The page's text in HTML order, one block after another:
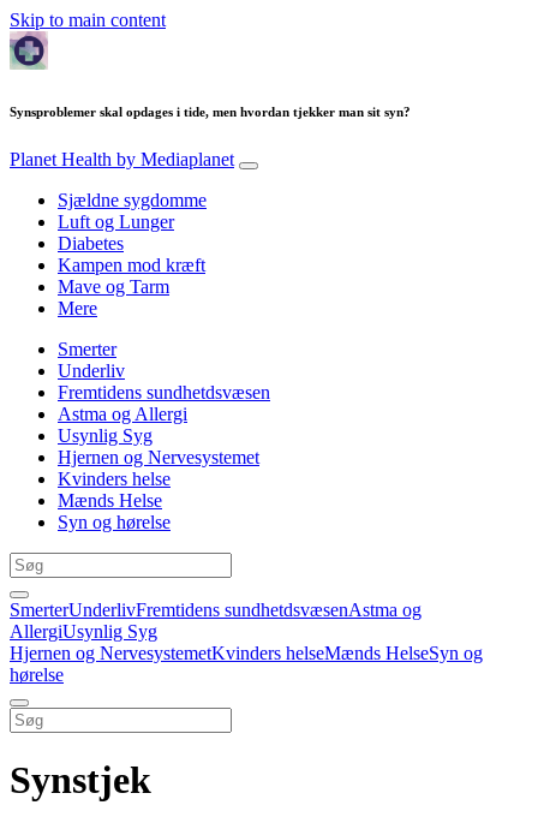
Skip to main content
Synsproblemer skal opdages i tide, men hvordan tjekker man sit syn?
Planet Health by Mediaplanet
Sjældne sygdomme
Luft og Lunger
Diabetes
Kampen mod kræft
Mave og Tarm
Mere
Smerter
Underliv
Fremtidens sundhetdsvæsen
Astma og Allergi
Usynlig Syg
Hjernen og Nervesystemet
Kvinders helse
Mænds Helse
Syn og hørelse
SmerterUnderlivFremtidens sundhetdsvæsenAstma og
AllergiUsynlig Syg
Hjernen og NervesystemetKvinders helseMænds HelseSyn og
hørelse
Synstjek